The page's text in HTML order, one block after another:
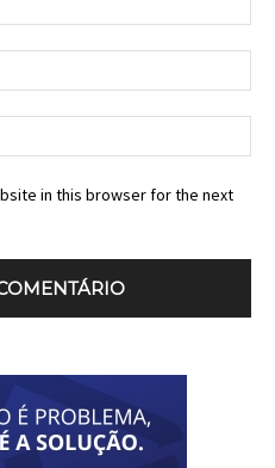
in this browser for the next